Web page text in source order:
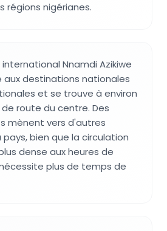
régions nigérianes.
Nnamdi Azikiwe
aux destinations nationales
et se trouve à environ
route du centre. Des
mènent vers d'autres
pays, bien que la circulation
dense aux heures de
plus de temps de